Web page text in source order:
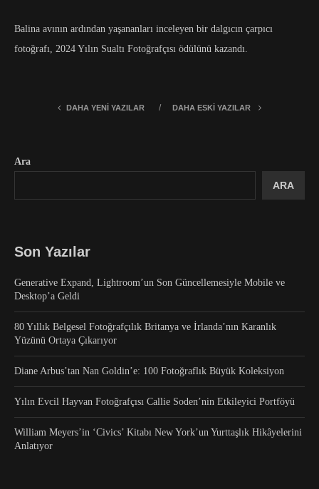
Balina avının ardından yaşananları inceleyen bir dalgıcın çarpıcı
fotoğrafı, 2024 Yılın Sualtı Fotoğrafçısı ödülünü kazandı.
DAHA YENI YAZILAR DAHA ESKI YAZILAR
Ara
ARA
Son Yazılar
Generative Expand, Lightroom’un Son Güncellemesiyle Mobile ve
Desktop’a Geldi
80 Yıllık Belgesel Fotoğrafçılık Britanya ve İrlanda’nın Karanlık
Yüzünü Ortaya Çıkarıyor
Diane Arbus’tan Nan Goldin’e: 100 Fotoğraflık Büyük Koleksiyon
Yılın Evcil Hayvan Fotoğrafçısı Callie Soden’nin Etkileyici Portföyü
William Meyers’in ‘Civics’ Kitabı New York’un Yurttaşlık Hikâyelerini
Anlatıyor